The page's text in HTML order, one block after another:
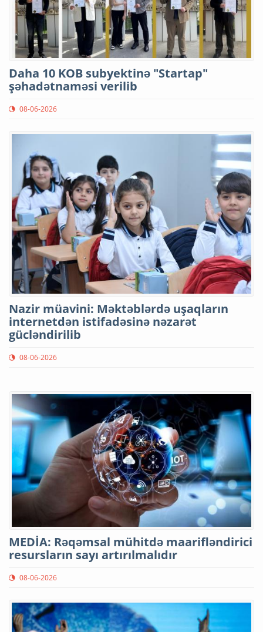
Daha 10 KOB subyektinə "Startap"
şəhadətnaməsi verilib
08-06-2026
Nazir müavini: Məktəblərdə uşaqların
internetdən istifadəsinə nəzarət
gücləndirilib
08-06-2026
MEDİA: Rəqəmsal mühitdə maarifləndirici
resursların sayı artırılmalıdır
08-06-2026